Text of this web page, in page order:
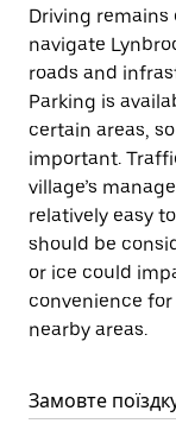
Driving
navigate
roads and
Parking is
certain areas,
important.
village’s
relatively easy
should be
or ice could
convenience
nearby areas.
Замовте